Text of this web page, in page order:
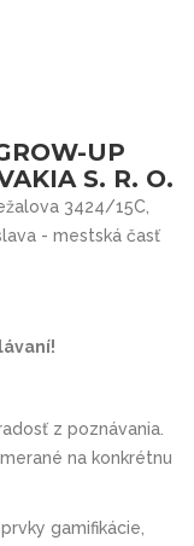
UP
S. R. O.
3424/15C,
- mestská časť
z poznávania.
na konkrétnu
gamifikácie,